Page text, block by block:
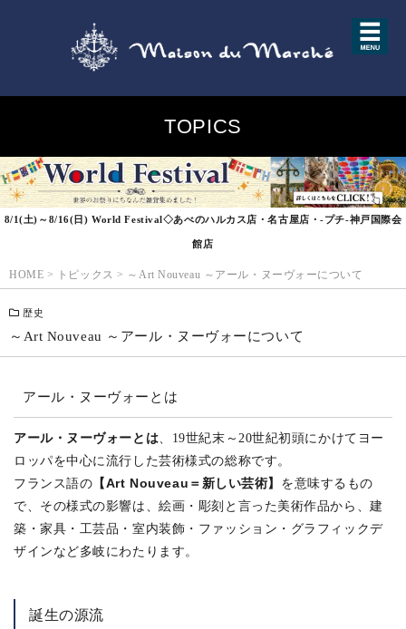
TOPICS
8/1(土)～8/16(日) World Festival◇あべのハルカス店・名古屋店・-プチ-神戸国際会
館店
HOME > トピックス > ～Art Nouveau ～アール・ヌーヴォーについて
歴史
～Art Nouveau ～アール・ヌーヴォーについて
アール・ヌーヴォーとは
アール・ヌーヴォーとは 、19世紀末～20世紀初頭にかけてヨー
ロッパを中心に流行した芸術様式の総称です。
フランス語の 【Art Nouveau＝新しい芸術】 を意味するもの
で、その様式の影響は、絵画・彫刻と言った美術作品から、建
築・家具・工芸品・室内装飾・ファッション・グラフィックデ
ザインなど多岐にわたります。
誕生の源流